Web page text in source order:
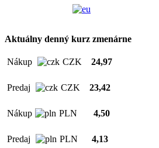
Aktuálny denný kurz zmenárne
Nákup CZK 24,97
Predaj CZK 23,42
Nákup PLN 4,50
Predaj PLN 4,13